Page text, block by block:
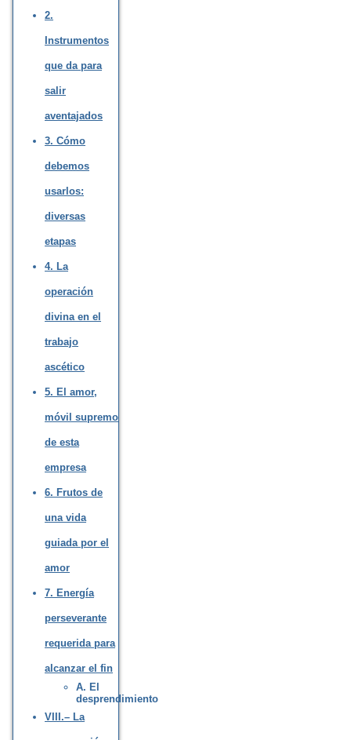
2.
Instrumentos
que da para
salir
aventajados
3. Cómo
debemos
usarlos:
diversas
etapas
4. La
operación
divina en el
trabajo
ascético
5. El amor,
móvil supremo
de esta
empresa
6. Frutos de
una vida
guiada por el
amor
7. Energía
perseverante
requerida para
alcanzar el fin
A. El
desprendimiento
VIII.– La